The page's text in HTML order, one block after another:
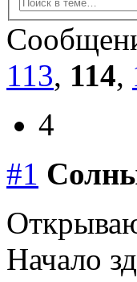
113, 114,
4
#1
Начало